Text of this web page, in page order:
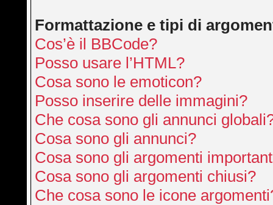
Formattazione e tipi di
Cos’è il BBCode?
Posso usare l’HTML?
Cosa sono le emoticon?
Posso inserire delle immagini?
Che cosa sono gli annunci
Cosa sono gli annunci?
Cosa sono gli argomenti
Cosa sono gli argomenti chiusi?
Che cosa sono le icone